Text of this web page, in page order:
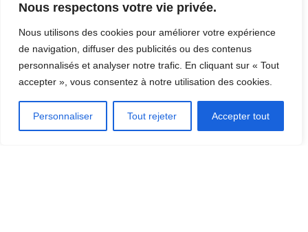
Nous respectons votre vie privée.
Nous utilisons des cookies pour améliorer votre expérience
de navigation, diffuser des publicités ou des contenus
personnalisés et analyser notre trafic. En cliquant sur « Tout
accepter », vous consentez à notre utilisation des cookies.
Personnaliser Tout rejeter Accepter tout
DÉCOUVRIR LA RÉGION
[CLIQUEZ ICI]